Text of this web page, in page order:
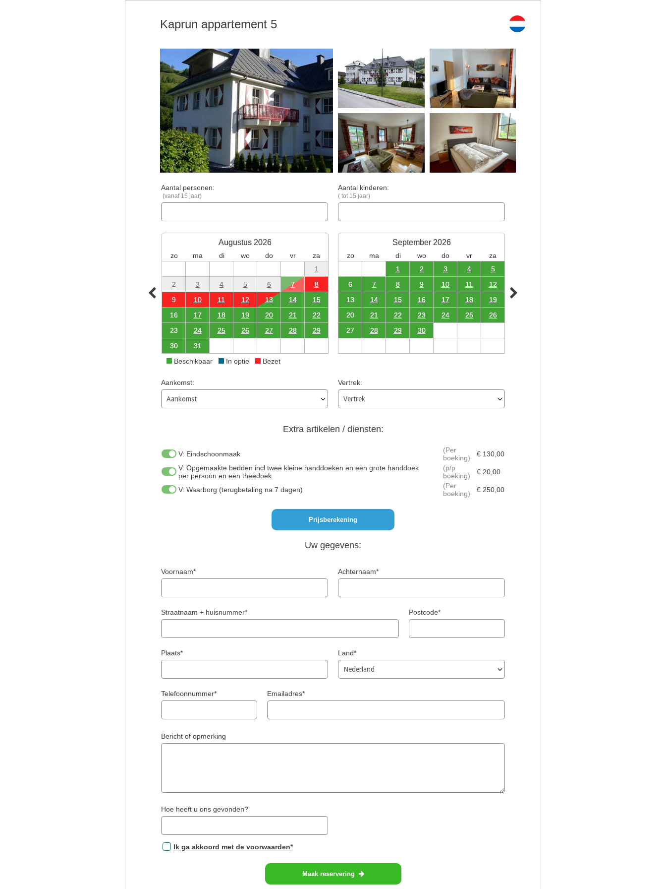
Kaprun appartement 5
Aantal personen:
(vanaf 15 jaar)
Aantal kinderen:
( tot 15 jaar)
Augustus 2026
zo ma di wo do vr
za
1
2
3 4 5 6 7
8
9
10 11 12 13 14
15
16
17 18 19 20 21
22
23
24 25 26 27 28
29
30
31
September 2026
zo ma di wo do vr
za
1
2 3 4
5
6
7 8 9 10 11
12
13
14 15 16 17 18
19
20
21 22 23 24 25
26
27
28 29 30
Beschikbaar In optie Bezet
Aankomst: Vertrek:
Extra artikelen / diensten:
V: Eindschoonmaak
Per
boeking
€ 130,00
V: Opgemaakte bedden incl twee kleine handdoeken en een grote handdoek
per persoon en een theedoek
p/p
boeking
€ 20,00
V: Waarborg (terugbetaling na 7 dagen)
Per
boeking
€ 250,00
Uw gegevens:
Voornaam* Achternaam*
Straatnaam + huisnummer* Postcode*
Plaats* Land*
Telefoonnummer* Emailadres*
Bericht of opmerking
Hoe heeft u ons gevonden?
Ik ga akkoord met de voorwaarden*
Maak reservering